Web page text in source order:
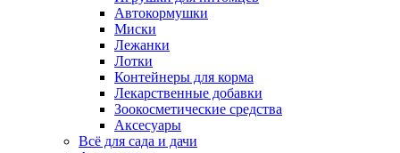
Автокормушки
Миски
Лежанки
Лотки
Контейнеры для корма
Лекарственные добавки
Зоокосметические средства
Аксесуары
Всё для сада и дачи